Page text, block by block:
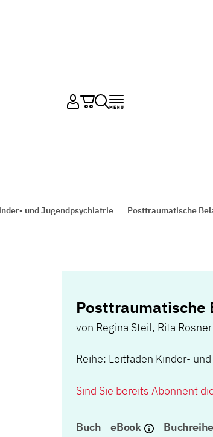
und Jugendpsychiatrie Posttraumatische
Posttraumatische
von Regina Steil, Rita Rosner
Reihe: Leitfaden Kinder-
Sind Sie bereits Abonnent
Buch eBook Buchreihe